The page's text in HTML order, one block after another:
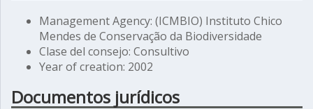
Management Agency: (ICMBIO) Instituto Chico
Mendes de Conservação da Biodiversidade
Clase del consejo: Consultivo
Year of creation: 2002
Documentos jurídicos